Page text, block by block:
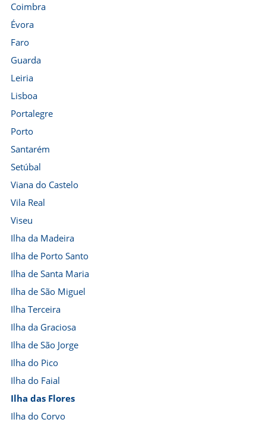
Coimbra
Évora
Faro
Guarda
Leiria
Lisboa
Portalegre
Porto
Santarém
Setúbal
Viana do Castelo
Vila Real
Viseu
Ilha da Madeira
Ilha de Porto Santo
Ilha de Santa Maria
Ilha de São Miguel
Ilha Terceira
Ilha da Graciosa
Ilha de São Jorge
Ilha do Pico
Ilha do Faial
Ilha das Flores
Ilha do Corvo